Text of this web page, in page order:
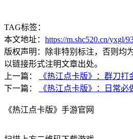
TAG标签：
本文地址： https://m.shc520.cn/yxgl/
版权声明：除非特别标注，否则均
以链接形式注明文章出处。
上一篇：
《热江点卡版》：群刀打
下一篇：
《热江点卡版》：日常必
《热江点卡版》手游官网